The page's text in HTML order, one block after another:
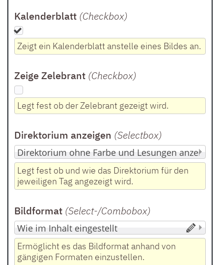
Kalenderblatt (Checkbox)
Zeigt ein Kalenderblatt anstelle eines Bildes an.
Zeige Zelebrant (Checkbox)
Legt fest ob der Zelebrant gezeigt wird.
Direktorium anzeigen (Selectbox)
Legt fest ob und wie das Direktorium für den
jeweiligen Tag angezeigt wird.
Bildformat (Select-/Combobox)
Ermöglicht es das Bildformat anhand von
gängigen Formaten einzustellen.